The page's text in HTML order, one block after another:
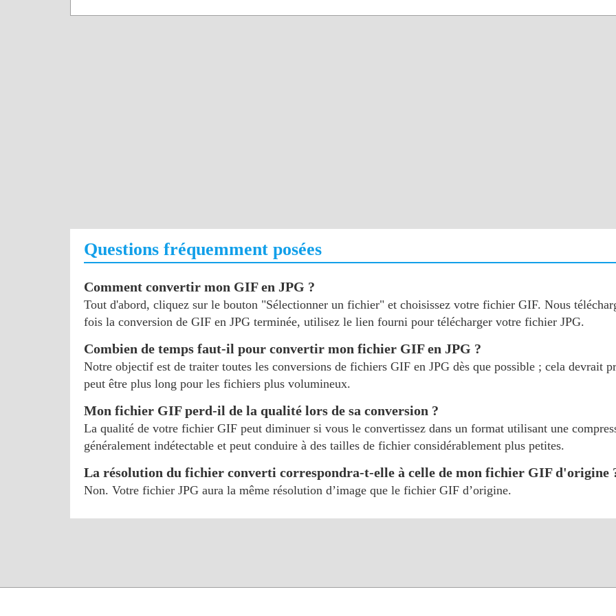
Questions fréquemment posées
Comment convertir mon GIF en JPG ?
Tout d'abord, cliquez sur le bouton "Sélectionner un fichier" et choisissez votre fichier GIF. Nous
fois la conversion de GIF en JPG terminée, utilisez le lien fourni pour télécharger votre fichier JPG.
Combien de temps faut-il pour convertir mon fichier GIF en JPG ?
Notre objectif est de traiter toutes les conversions de fichiers GIF en JPG dès que possible ; cela devrait
peut être plus long pour les fichiers plus volumineux.
Mon fichier GIF perd-il de la qualité lors de sa conversion ?
La qualité de votre fichier GIF peut diminuer si vous le convertissez dans un format utilisant une
généralement indétectable et peut conduire à des tailles de fichier considérablement plus petites.
La résolution du fichier converti correspondra-t-elle à celle de mon fichier GIF d'origine
Non. Votre fichier JPG aura la même résolution d’image que le fichier GIF d’origine.